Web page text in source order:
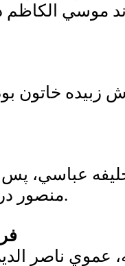
موسي
خاتون
عباسي،
منصور در مقابر قريش خاك شد.
عموي ناصر